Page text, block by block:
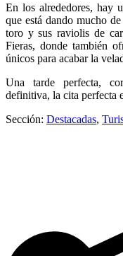
En los alrededores, hay
que está dando mucho
toro y sus raviolis de
Fieras, donde también
únicos para acabar la
Una tarde perfecta,
definitiva, la cita perfecta
Sección: Destacadas,